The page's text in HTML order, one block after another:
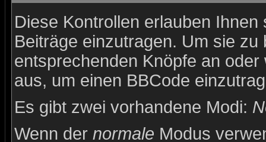
Diese Kontrollen erlauben
Beiträge einzutragen. Um sie
entsprechenden Knöpfe an
aus, um einen BBCode
Es gibt zwei vorhandene Modi:
Wenn der normale Modus